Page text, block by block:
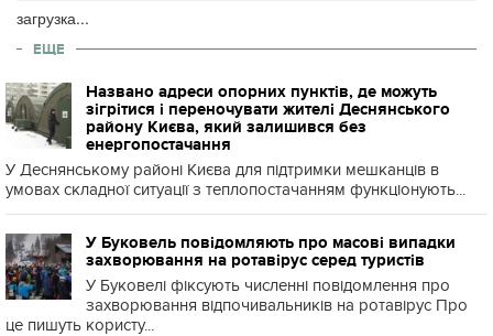
загрузка...
ЕЩЕ
Названо адреси опорних пунктів, де можуть
зігрітися і переночувати жителі Деснянського
району Києва, який залишився без
енергопостачання
У Деснянському районі Києва для підтримки мешканців в
умовах складної ситуації з теплопостачанням функціонують...
У Буковель повідомляють про масові випадки
захворювання на ротавірус серед туристів
У Буковелі фіксують численні повідомлення про
захворювання відпочивальників на ротавірус Про
це пишуть користу...